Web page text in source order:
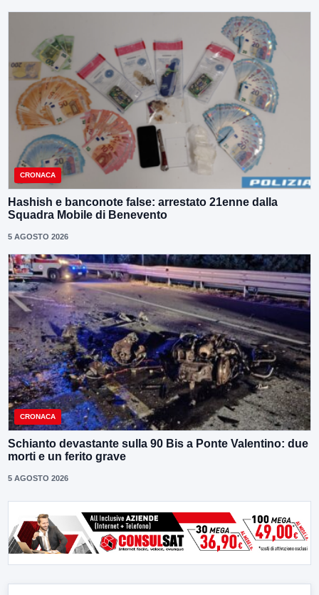
CRONACA
Hashish e banconote false: arrestato 21enne dalla
Squadra Mobile di Benevento
5 AGOSTO 2026
CRONACA
Schianto devastante sulla 90 Bis a Ponte Valentino: due
morti e un ferito grave
5 AGOSTO 2026